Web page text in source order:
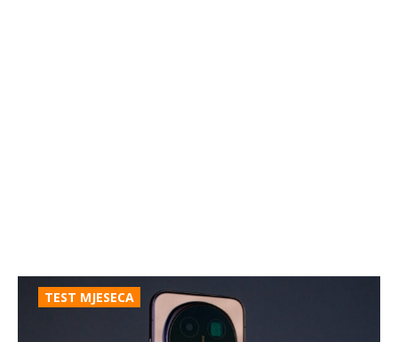
TEST MJESECA